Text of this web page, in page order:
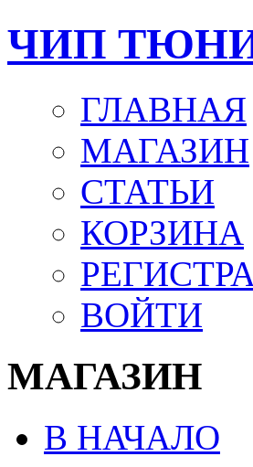
ЧИП
ГЛАВНАЯ
МАГАЗИН
СТАТЬИ
КОРЗИНА
ВОЙТИ
МАГАЗИН
В НАЧАЛО